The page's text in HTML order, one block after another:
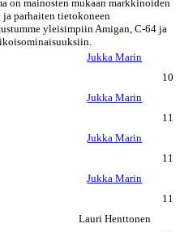
on mainosten mukaan markkinoiden
parhaiten tietokoneen
yleisimpiin Amigan, C-64 ja
Jukka Marin
10
Jukka Marin
11
Jukka Marin
11
Jukka Marin
11
Lauri Henttonen